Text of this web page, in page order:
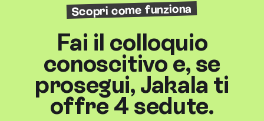
Scopri come funziona
Fai il colloquio
conoscitivo e, se
prosegui, Jakala ti
offre 4 sedute.